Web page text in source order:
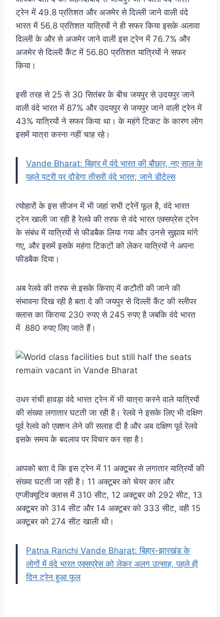
ट्रेन में 49.8 प्रतिशत और अजमेर से दिल्ली जाने वाली वंदे
भारत में 56.8 प्रतिशत यात्रियों ने ही सफर किया इसके अलावा
दिल्ली के और से अजमेर जाने वाली इस ट्रेन में 76.7% और
अजमेर से दिल्ली कैंट में 56.80 प्रतिशत यात्रियों ने सफर
किया।
इसी तरह से 25 से 30 सितंबर के बीच जयपुर से उदयपुर जाने
वाली वंदे भारत में 87% और उदयपुर से जयपुर जाने वाली ट्रेन में
43% यात्रियों ने सफर किया था। के महंगे टिकट के कारण लोग
इसमें यात्रा करना नहीं चाह रहे।
Vande Bharat: बिहार में वंदे भारत की बौछार, नए साल के
पहले पटरी पर दौड़ेगा तीसरी वंदे भारत; जाने डीटेल्स
त्योहारों के इस सीजन में भी जहां सभी ट्रेनें फूल है, वंदे भारत
ट्रेन खाली जा रही है रेलवे की तरफ से वंदे भारत एक्सप्रेस ट्रेन
के संबंध में यात्रियों से फीडबैक लिया गया और उनसे सुझाव मांगे
गए, और इसमें इसके महंगा टिकटों को लेकर यात्रियों ने अपना
फीडबैक दिया।
अब रेलवे की तरफ से इसके किराए में कटौती की जाने की
संभावना दिख रही है बता दे की जयपुर से दिल्ली कैंट की स्लीपर
क्लास का किराया 230 रुपए से 245 रुपए है जबकि वंदे भारत
में 880 रुपए लिए जाते हैं।
उधर रांची हावड़ा वंदे भारत ट्रेन में भी यात्रा करने वाले यात्रियों
की संख्या लगातार घटती जा रही है। रेलवे ने इसके लिए भी दक्षिण
पूर्व रेलवे को एक्शन लेने की सलाह दी है और अब दक्षिण पूर्व रेलवे
इसके समय के बदलाव पर विचार कर रहा है।
आपको बता दे कि इस ट्रेन में 11 अक्टूबर से लगातार यात्रियों की
संख्या घटती जा रही है। 11 अक्टूबर को चेयर कार और
एग्जीक्यूटिव क्लास में 310 सीट, 12 अक्टूबर को 292 सीट, 13
अक्टूबर को 314 सीट और 14 अक्टूबर को 333 सीट, वही 15
अक्टूबर को 274 सीट खाली थी।
Patna Ranchi Vande Bharat: बिहार-झारखंड के
लोगों में वंदे भारत एक्सप्रेस को लेकर अलग उत्साह, पहले ही
दिन ट्रेन हुआ फूल